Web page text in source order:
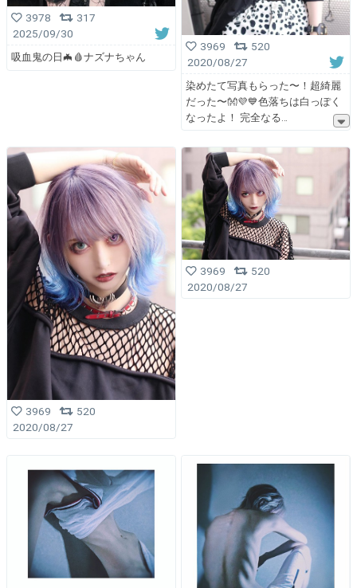
3978
317
2025/09/30
吸血鬼の日🦇🩸ナズナちゃん
3969
520
2020/08/27
染めたて写真もらった〜！超綺麗
だった〜👐💜💙色落ちは白っぽく
なったよ！ 完全なる
3969
520
2020/08/27
3969
520
2020/08/27